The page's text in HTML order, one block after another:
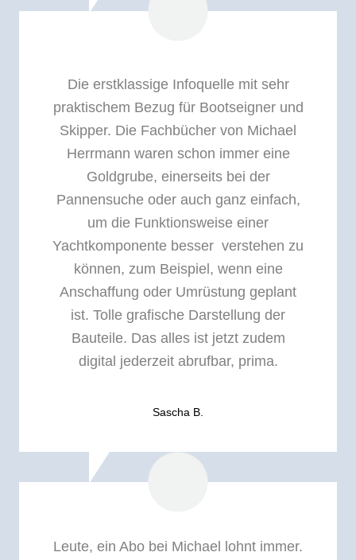
Die erstklassige Infoquelle mit sehr
praktischem Bezug für Bootseigner und
Skipper. Die Fachbücher von Michael
Herrmann waren schon immer eine
Goldgrube, einerseits bei der
Pannensuche oder auch ganz einfach,
um die Funktionsweise einer
Yachtkomponente besser verstehen zu
können, zum Beispiel, wenn eine
Anschaffung oder Umrüstung geplant
ist. Tolle grafische Darstellung der
Bauteile. Das alles ist jetzt zudem
digital jederzeit abrufbar, prima.
Sascha B.
Leute, ein Abo bei Michael lohnt immer.